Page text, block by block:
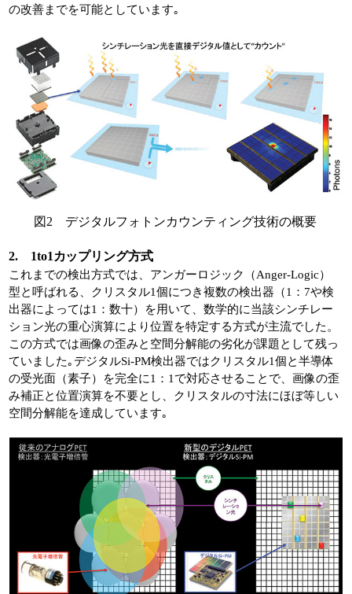
の改善までを可能としています｡
図2 デジタルフォトンカウンティング技術の概要
2. 1to1カップリング方式
これまでの検出方式では、アンガーロジック（Anger-Logic）
型と呼ばれる、クリスタル1個につき複数の検出器（1：7や検
出器によっては1：数十）を用いて、数学的に当該シンチレー
ション光の重心演算により位置を特定する方式が主流でした。
この方式では画像の歪みと空間分解能の劣化が課題として残っ
ていました｡デジタルSi-PM検出器ではクリスタル1個と半導体
の受光面（素子）を完全に1：1で対応させることで、画像の歪
み補正と位置演算を不要とし、クリスタルの寸法にほぼ等しい
空間分解能を達成しています｡